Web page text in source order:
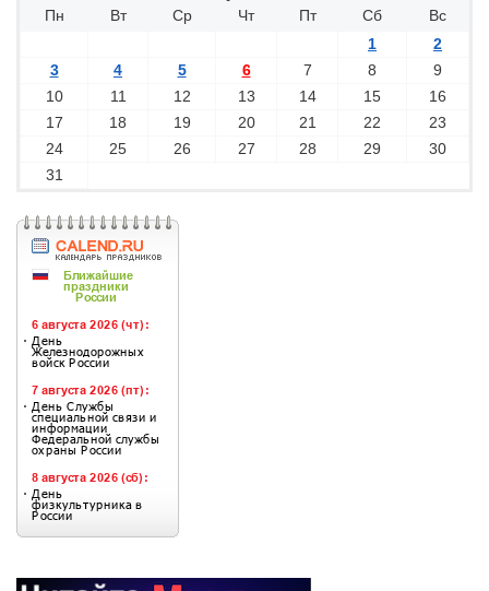
Пн
Вт Ср Чт Пт Сб
Вс
1
2
3
4 5 6 7 8
9
10
11 12 13 14 15
16
17
18 19 20 21 22
23
24
25 26 27 28 29
30
31